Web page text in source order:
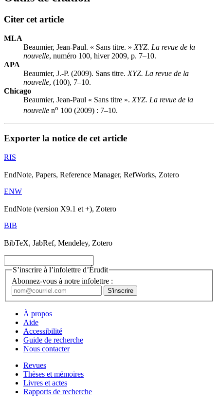
Citer cet article
MLA
Beaumier, Jean-Paul. « Sans titre. » XYZ. La revue de la
nouvelle, numéro 100, hiver 2009, p. 7–10.
APA
Beaumier, J.-P. (2009). Sans titre. XYZ. La revue de la
nouvelle, (100), 7–10.
Chicago
Beaumier, Jean-Paul « Sans titre ». XYZ. La revue de la
nouvelle no 100 (2009) : 7–10.
Exporter la notice de cet article
RIS
EndNote, Papers, Reference Manager, RefWorks, Zotero
ENW
EndNote (version X9.1 et +), Zotero
BIB
BibTeX, JabRef, Mendeley, Zotero
S’inscrire à l’infolettre d’Érudit
Abonnez-vous à notre infolettre :
À propos
Aide
Accessibilité
Guide de recherche
Nous contacter
Revues
Thèses et mémoires
Livres et actes
Rapports de recherche